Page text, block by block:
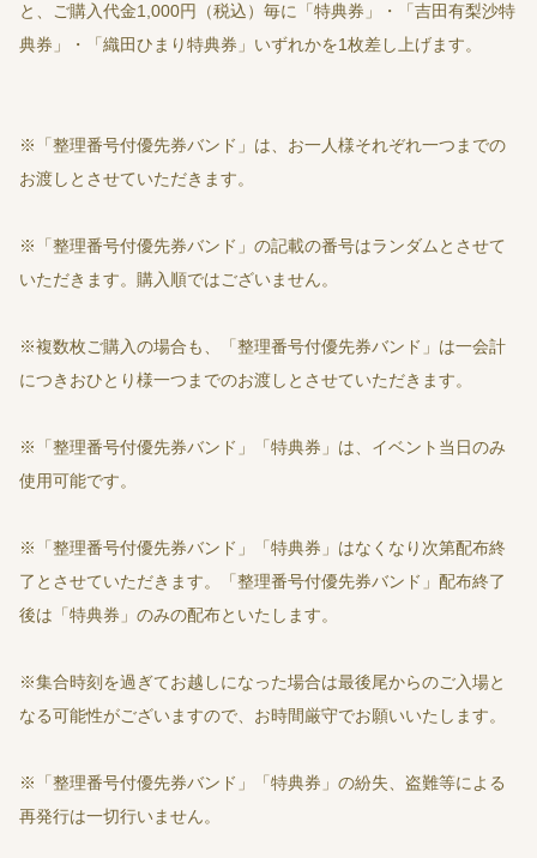
と、ご購入代金1,000円（税込）毎に「特典券」・「吉田有梨沙特
典券」・「織田ひまり特典券」いずれかを1枚差し上げます。
※「整理番号付優先券バンド」は、お一人様それぞれ一つまでの
お渡しとさせていただきます。
※「整理番号付優先券バンド」の記載の番号はランダムとさせて
いただきます。購入順ではございません。
※複数枚ご購入の場合も、「整理番号付優先券バンド」は一会計
につきおひとり様一つまでのお渡しとさせていただきます。
※「整理番号付優先券バンド」「特典券」は、イベント当日のみ
使用可能です。
※「整理番号付優先券バンド」「特典券」はなくなり次第配布終
了とさせていただきます。「整理番号付優先券バンド」配布終了
後は「特典券」のみの配布といたします。
※集合時刻を過ぎてお越しになった場合は最後尾からのご入場と
なる可能性がございますので、お時間厳守でお願いいたします。
※「整理番号付優先券バンド」「特典券」の紛失、盗難等による
再発行は一切行いません。